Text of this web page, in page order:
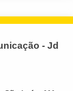
- Jd